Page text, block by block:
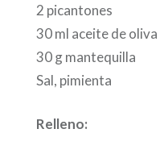
2 picantones
30 ml aceite de oliva
30 g mantequilla
Sal, pimienta
Relleno: